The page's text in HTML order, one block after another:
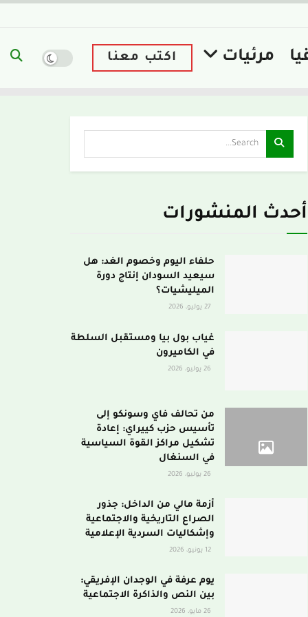
مرئيات اكتب معنا
أحدث المنشورات
حلفاء اليوم وخصوم الغد: هل
سيعيد السودان إنتاج دورة
الميليشيات؟
غياب بول بيا ومستقبل السلطة
في الكاميرون
من تحالف فاي وسونكو إلى
تأسيس حزب كييراي: إعادة
تشكيل مراكز القوة السياسية
في السنغال
أزمة مالي من الداخل: جذور
الصراع التاريخية والاجتماعية
وإشكاليات السردية الإعلامية
يوم عرفة في الوجدان الإفريقي:
بين النص والذاكرة الاجتماعية